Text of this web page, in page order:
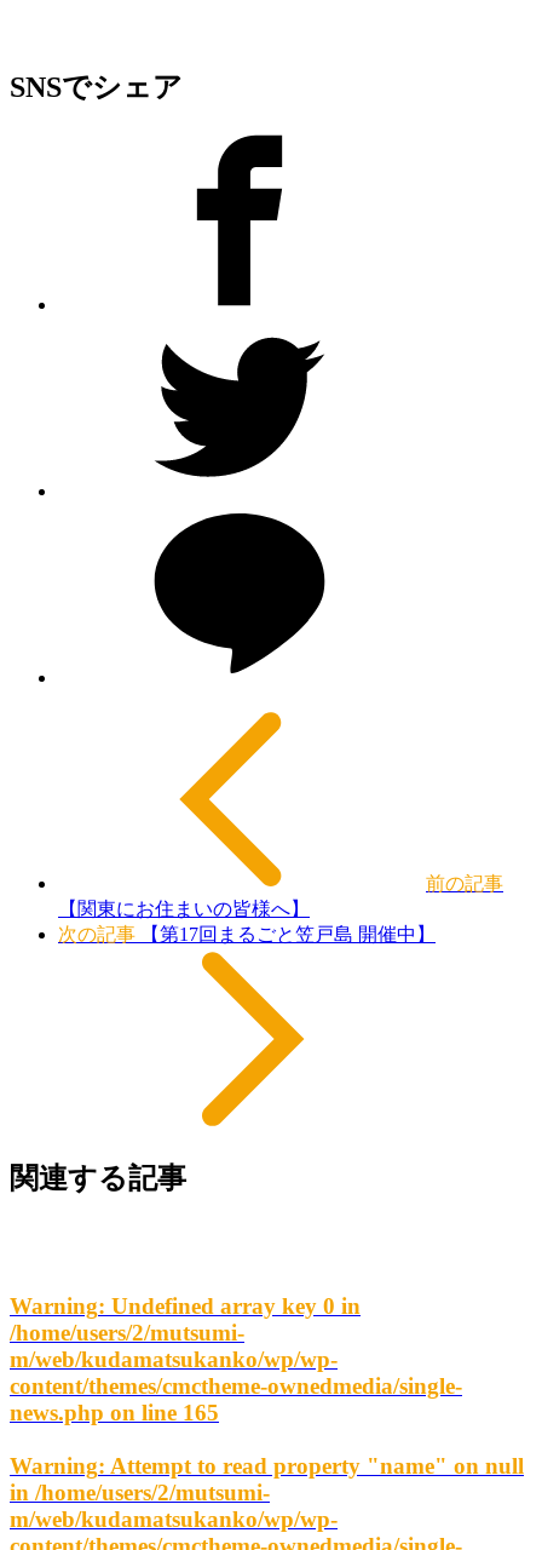
SNSでシェア
前の記事
【関東にお住まいの皆様へ】
次の記事 【第17回まるごと笠戸島 開催中】
関連する記事
Warning: Undefined array key 0 in
/home/users/2/mutsumi-
m/web/kudamatsukanko/wp/wp-
content/themes/cmctheme-ownedmedia/single-
news.php on line 165
Warning: Attempt to read property "name" on null
in /home/users/2/mutsumi-
m/web/kudamatsukanko/wp/wp-